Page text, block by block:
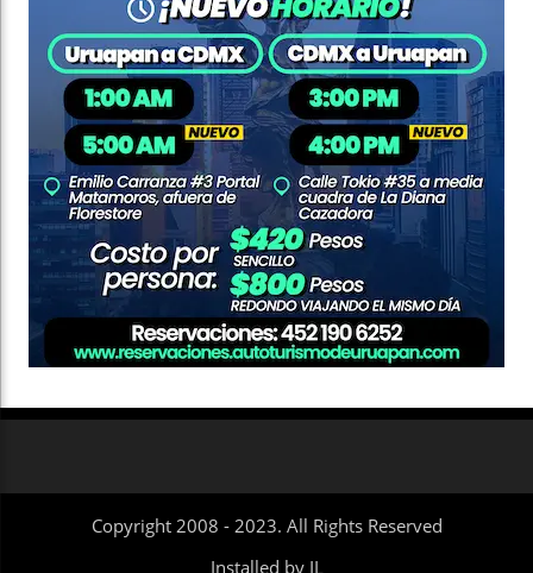
Copyright 2008 - 2023. All Rights Reserved
Installed by IL